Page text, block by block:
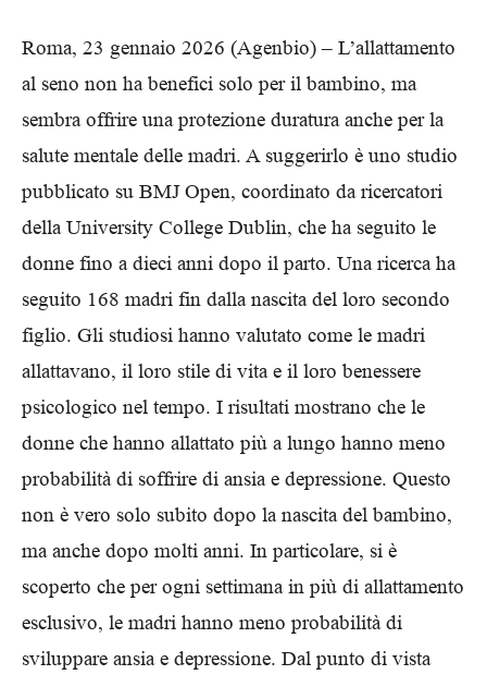
Roma, 23 gennaio 2026 (Agenbio) – L’allattamento
al seno non ha benefici solo per il bambino, ma
sembra offrire una protezione duratura anche per la
salute mentale delle madri. A suggerirlo è uno studio
pubblicato su BMJ Open, coordinato da ricercatori
della University College Dublin, che ha seguito le
donne fino a dieci anni dopo il parto. Una ricerca ha
seguito 168 madri fin dalla nascita del loro secondo
figlio. Gli studiosi hanno valutato come le madri
allattavano, il loro stile di vita e il loro benessere
psicologico nel tempo. I risultati mostrano che le
donne che hanno allattato più a lungo hanno meno
probabilità di soffrire di ansia e depressione. Questo
non è vero solo subito dopo la nascita del bambino,
ma anche dopo molti anni. In particolare, si è
scoperto che per ogni settimana in più di allattamento
esclusivo, le madri hanno meno probabilità di
sviluppare ansia e depressione. Dal punto di vista